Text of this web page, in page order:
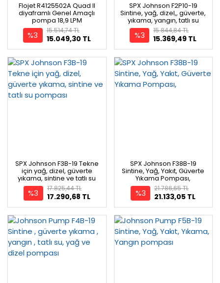
Flojet R4125502A Quad II
diyaframlı Genel Amaçlı
pompa 18,9 LPM
%3 15.049,30 TL
15.514,74 TL
SPX Johnson F2P10-19
Sintine, yağ, dizel,, güverte,
yıkama, yangın, tatlı su
pompası
%3 15.369,49 TL
15.844,84 TL
SPX Johnson F3B-19 Tekne
için yağ, dizel, güverte
yıkama, sintine ve tatlı su
pompası
%3 17.290,68 TL
17.825,44 TL
SPX Johnson F38B-19
Sintine, Yağ, Yakıt, Güverte
Yıkama Pompası,
%3 21.133,05 TL
21.786,65 TL